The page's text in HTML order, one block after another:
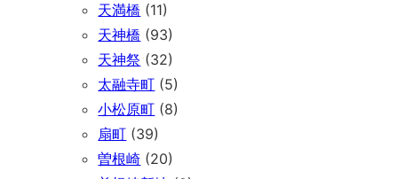
天満橋 (11)
天神橋 (93)
天神祭 (32)
太融寺町 (5)
小松原町 (8)
扇町 (39)
曽根崎 (20)